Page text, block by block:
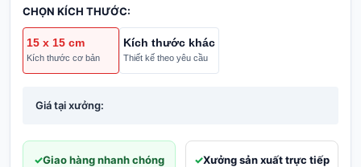
CHỌN KÍCH THƯỚC:
15 x 15 cm
Kích thước cơ bản
Kích thước khác
Thiết kế theo yêu cầu
Giá tại xưởng:
Giao hàng nhanh chóng Xưởng sản xuất trực tiếp